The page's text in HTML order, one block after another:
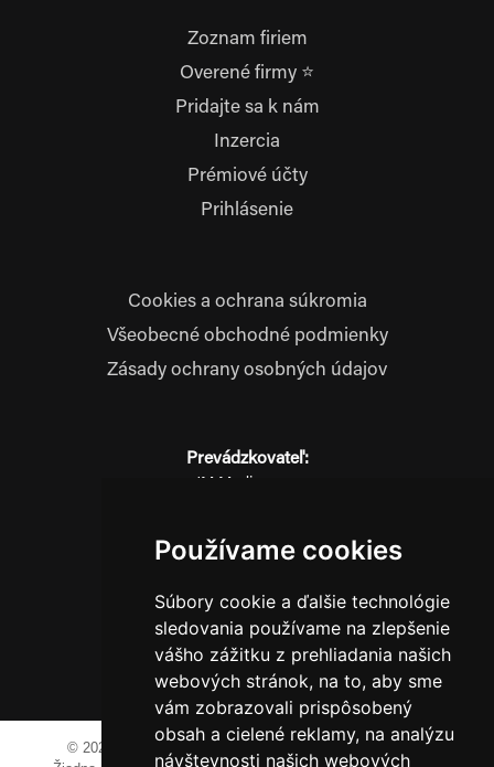
Používame cookies
Súbory cookie a ďalšie technológie
sledovania používame na zlepšenie
vášho zážitku z prehliadania našich
webových stránok, na to, aby sme
vám zobrazovali prispôsobený
obsah a cielené reklamy, na analýzu
návštevnosti našich webových
Zoznam firiem
Overené firmy ⭐
Pridajte sa k nám
Inzercia
Prémiové účty
Prihlásenie
Cookies a ochrana súkromia
Všeobecné obchodné podmienky
Zásady ochrany osobných údajov
Prevádzkovateľ:
DIČ: 2121076738
0911 955 646
© 2023-2024 JM Media, s.r.o.
Všetky práva vyhradené.